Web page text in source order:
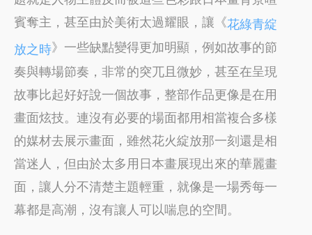
賓奪主，甚至由於美術太過耀眼，讓《花綠青綻
放之時》一些缺點變得更加明顯，例如故事的節
奏與轉場節奏，非常的突兀且微妙，甚至在呈現
故事比起好好說一個故事，整部作品更像是在用
畫面炫技。連沒有必要的場面都用相當複合多樣
的媒材去展示畫面，雖然花火綻放那一刻還是相
當迷人，但由於太多用日本畫展現出來的華麗畫
面，讓人分不清楚主題輕重，就像是一場秀每一
幕都是高潮，沒有讓人可以喘息的空間。